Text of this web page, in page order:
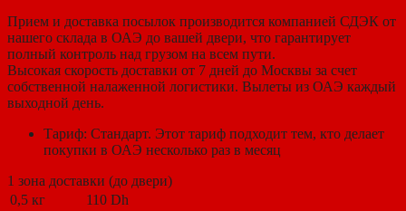
Прием и доставка посылок производится компанией СДЭК от
нашего склада в ОАЭ до вашей двери, что гарантирует
полный контроль над грузом на всем пути.
Высокая скорость доставки от 7 дней до Москвы за счет
собственной налаженной логистики. Вылеты из ОАЭ каждый
выходной день.
Тариф: Стандарт. Этот тариф подходит тем, кто делает
покупки в ОАЭ несколько раз в месяц
1 зона доставки (до двери)
0,5 кг
110 Dh